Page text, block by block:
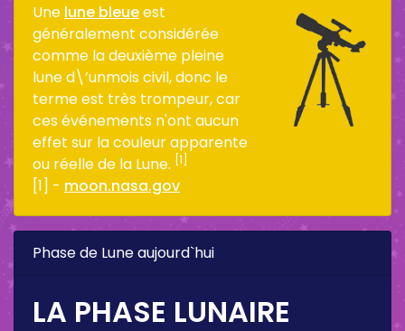
Une lune bleueest
généralement considérée
comme la deuxième pleine
lune d\’unmois civil, donc le
terme est très trompeur, car
ces événements n'ont aucun
effet sur la couleur apparente
ou réelle de la Lune. [1]
[1] - moon.nasa.gov
Phase de Lune aujourd`hui
LA PHASE LUNAIRE